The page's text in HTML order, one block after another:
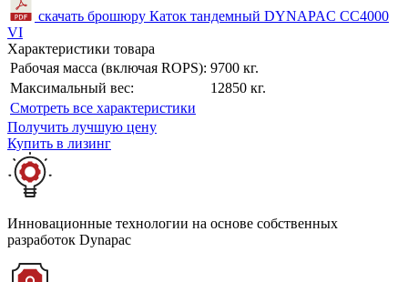
скачать брошюру Каток тандемный DYNAPAC CC4000
VI
Характеристики товара
Рабочая масса (включая ROPS): 9700 кг.
Максимальный вес:
12850 кг.
Cмотреть все характеристики
Получить лучшую цену
Купить в лизинг
Инновационные технологии на основе собственных
разработок Dynapac